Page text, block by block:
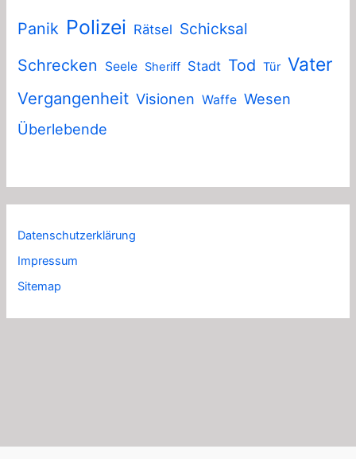
Panik Polizei Rätsel Schicksal
Schrecken
Seele Sheriff Stadt Tod Tür Vater
Vergangenheit Visionen Waffe Wesen
Überlebende
Datenschutzerklärung
Impressum
Sitemap